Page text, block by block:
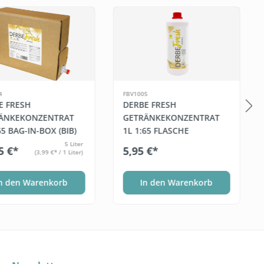
überspringen
FRESH
BAG-IN-BOX (BIB)
€*
5 Liter
(3,99 €* / 1 Liter)
den Warenkorb
FBV1005
DERBE FRESH
GETRÄNKEKONZENTRAT
1L 1:65 FLASCHE
5,95 €*
In den Warenkorb